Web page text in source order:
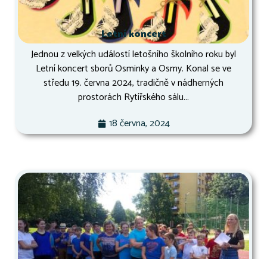
Letní koncert
Jednou z velkých událostí letošního školního roku byl
Letní koncert sborů Osminky a Osmy. Konal se ve
středu 19. června 2024, tradičně v nádherných
prostorách Rytířského sálu...
18 června, 2024